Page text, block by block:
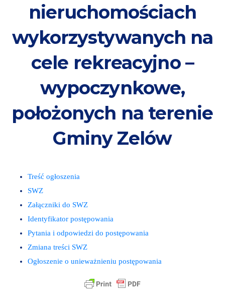
nieruchomościach
wykorzystywanych na
cele rekreacyjno –
wypoczynkowe,
położonych na terenie
Gminy Zelów
Treść ogłoszenia
SWZ
Załączniki do SWZ
Identyfikator postępowania
Pytania i odpowiedzi do postępowania
Zmiana treści SWZ
Ogłoszenie o unieważnieniu postępowania